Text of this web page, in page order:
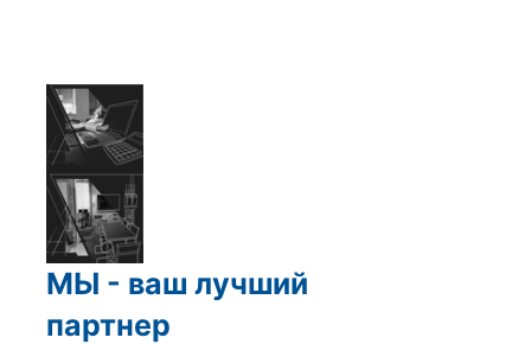
МЫ - ваш лучший
партнер